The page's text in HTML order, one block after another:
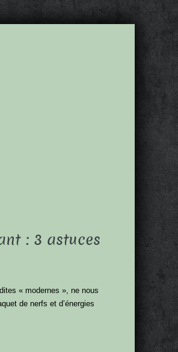
: 3 astuces
« modernes », ne nous
de nerfs et d’énergies